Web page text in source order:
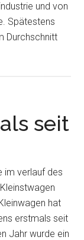
und von
Spätestens
Durchschnitt
seit
im verlauf des
hat
erstmals seit
Jahr wurde ein